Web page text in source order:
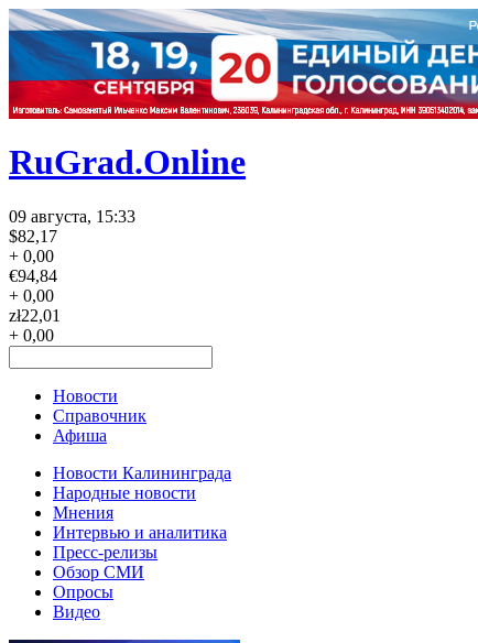
RuGrad.Online
09 августа, 15:33
$82,17
+ 0,00
€94,84
+ 0,00
zł22,01
+ 0,00
Новости
Справочник
Афиша
Новости Калининграда
Народные новости
Мнения
Интервью и аналитика
Пресс-релизы
Обзор СМИ
Опросы
Видео